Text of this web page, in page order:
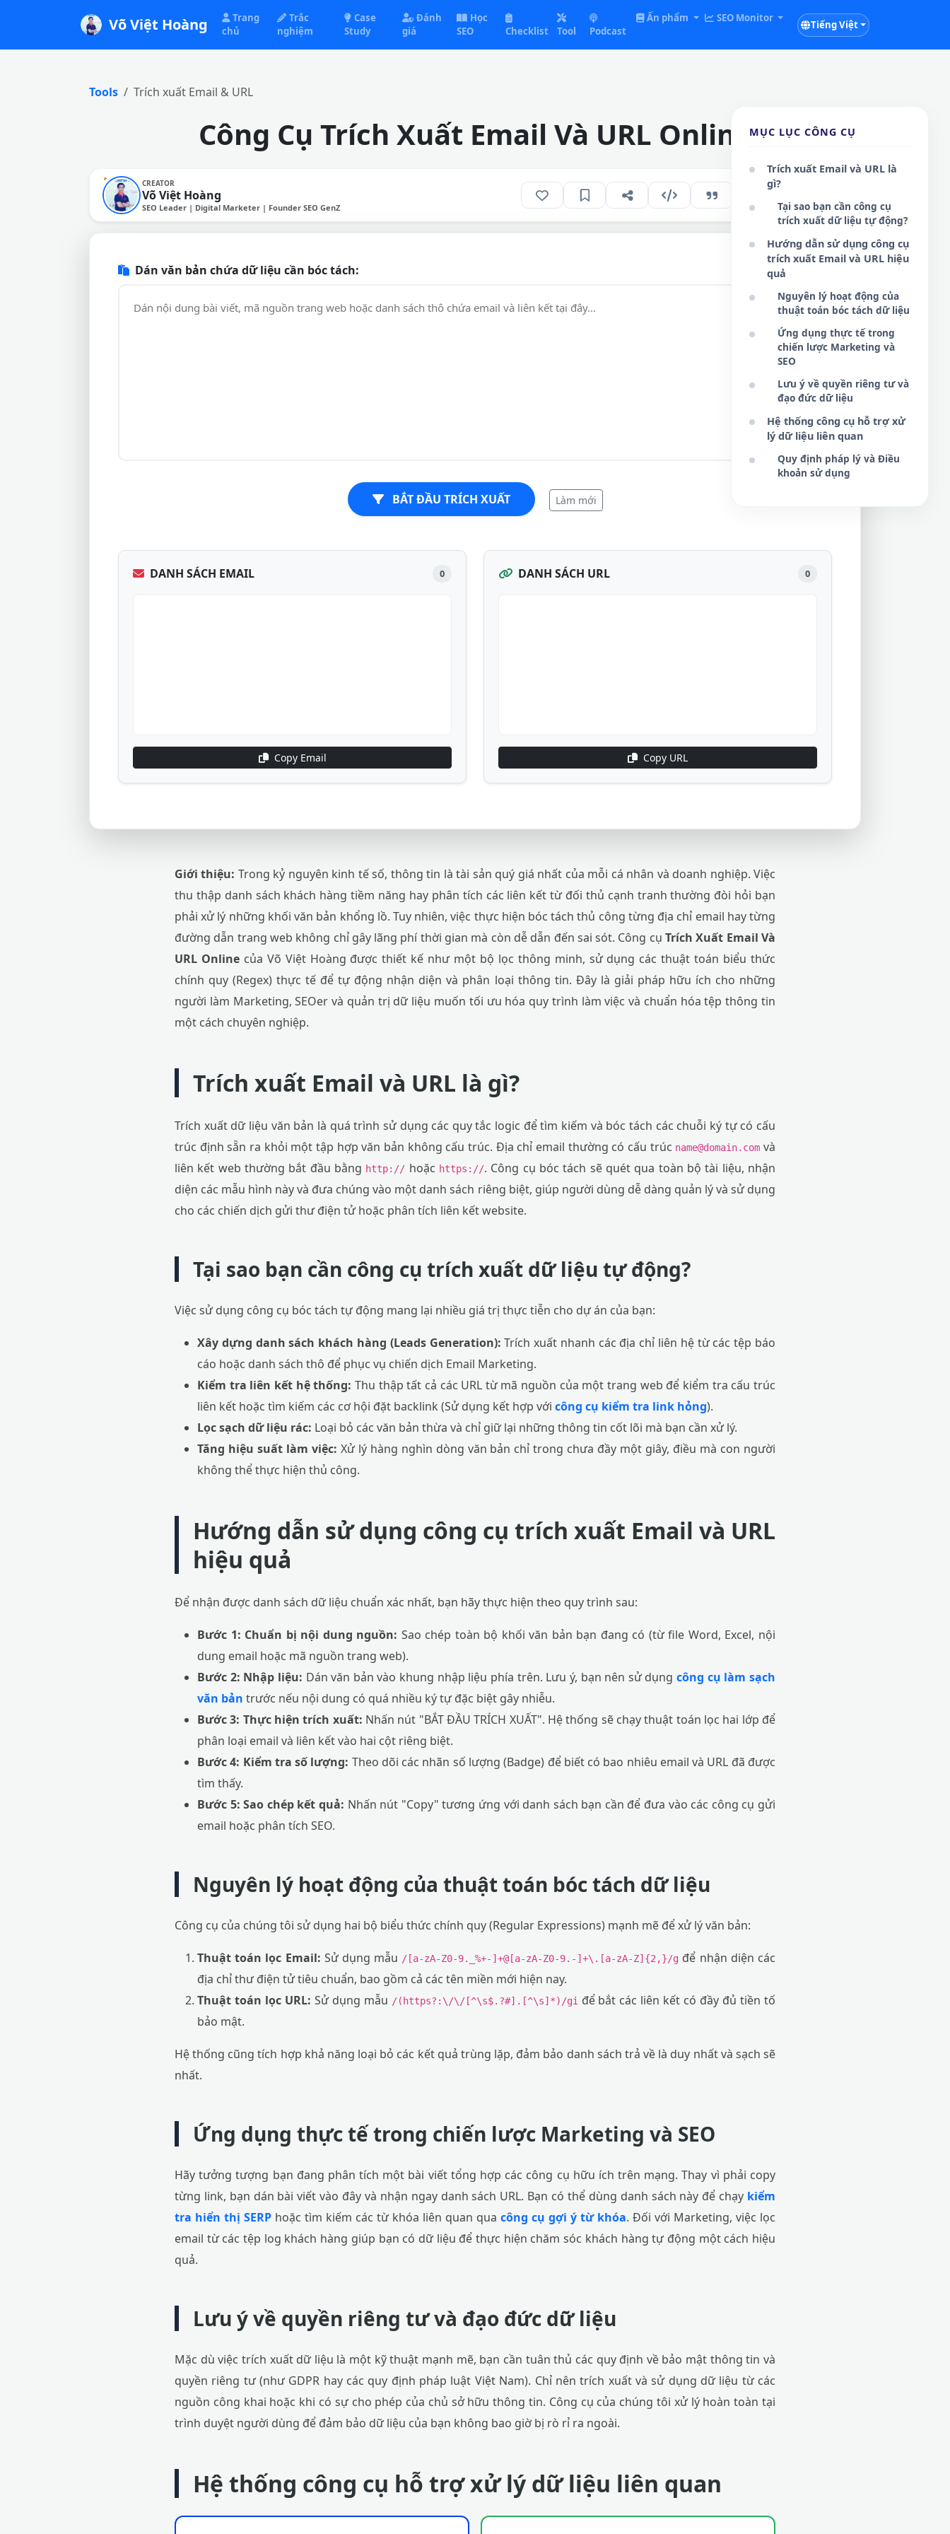
Võ Việt Hoàng
Trang
chủ
Trắc
nghiệm
Case
Study
Đánh
giá
Học
SEO
Checklist Tool Podcast
Ấn phẩm SEO Monitor
Tiếng Việt
Tools Trích xuất Email & URL
Công Cụ Trích Xuất Email Và URL Online
CREATOR
Võ Việt Hoàng
SEO Leader | Digital Marketer | Founder SEO GenZ
Dán văn bản chứa dữ liệu cần bóc tách:
BẮT ĐẦU TRÍCH XUẤT Làm mới
DANH SÁCH EMAIL 0
Copy Email
DANH SÁCH URL 0
Copy URL
Giới thiệu: Trong kỷ nguyên kinh tế số, thông tin là tài sản quý giá nhất của mỗi cá nhân và doanh nghiệp. Việc
thu thập danh sách khách hàng tiềm năng hay phân tích các liên kết từ đối thủ cạnh tranh thường đòi hỏi bạn
phải xử lý những khối văn bản khổng lồ. Tuy nhiên, việc thực hiện bóc tách thủ công từng địa chỉ email hay từng
đường dẫn trang web không chỉ gây lãng phí thời gian mà còn dễ dẫn đến sai sót. Công cụTrích Xuất Email Và
URL Onlinecủa Võ Việt Hoàng được thiết kế như một bộ lọc thông minh, sử dụng các thuật toán biểu thức
chính quy (Regex) thực tế để tự động nhận diện và phân loại thông tin. Đây là giải pháp hữu ích cho những
người làm Marketing, SEOer và quản trị dữ liệu muốn tối ưu hóa quy trình làm việc và chuẩn hóa tệp thông tin
một cách chuyên nghiệp.
Trích xuất Email và URL là gì?
Trích xuất dữ liệu văn bản là quá trình sử dụng các quy tắc logic để tìm kiếm và bóc tách các chuỗi ký tự có cấu
trúc định sẵn ra khỏi một tập hợp văn bản không cấu trúc. Địa chỉ email thường có cấu trúc name@domain.com và
liên kết web thường bắt đầu bằng http:// hoặc https://. Công cụ bóc tách sẽ quét qua toàn bộ tài liệu, nhận
diện các mẫu hình này và đưa chúng vào một danh sách riêng biệt, giúp người dùng dễ dàng quản lý và sử dụng
cho các chiến dịch gửi thư điện tử hoặc phân tích liên kết website.
Tại sao bạn cần công cụ trích xuất dữ liệu tự động?
Việc sử dụng công cụ bóc tách tự động mang lại nhiều giá trị thực tiễn cho dự án của bạn:
Xây dựng danh sách khách hàng (Leads Generation): Trích xuất nhanh các địa chỉ liên hệ từ các tệp báo
cáo hoặc danh sách thô để phục vụ chiến dịch Email Marketing.
Kiểm tra liên kết hệ thống: Thu thập tất cả các URL từ mã nguồn của một trang web để kiểm tra cấu trúc
liên kết hoặc tìm kiếm các cơ hội đặt backlink (Sử dụng kết hợp với công cụ kiểm tra link hỏng).
Lọc sạch dữ liệu rác: Loại bỏ các văn bản thừa và chỉ giữ lại những thông tin cốt lõi mà bạn cần xử lý.
Tăng hiệu suất làm việc: Xử lý hàng nghìn dòng văn bản chỉ trong chưa đầy một giây, điều mà con người
không thể thực hiện thủ công.
Hướng dẫn sử dụng công cụ trích xuất Email và URL
hiệu quả
Để nhận được danh sách dữ liệu chuẩn xác nhất, bạn hãy thực hiện theo quy trình sau:
Bước 1: Chuẩn bị nội dung nguồn: Sao chép toàn bộ khối văn bản bạn đang có (từ file Word, Excel, nội
dung email hoặc mã nguồn trang web).
Bước 2: Nhập liệu: Dán văn bản vào khung nhập liệu phía trên. Lưu ý, bạn nên sử dụngcông cụ làm sạch
văn bản trước nếu nội dung có quá nhiều ký tự đặc biệt gây nhiễu.
Bước 3: Thực hiện trích xuất: Nhấn nút "BẮT ĐẦU TRÍCH XUẤT". Hệ thống sẽ chạy thuật toán lọc hai lớp để
phân loại email và liên kết vào hai cột riêng biệt.
Bước 4: Kiểm tra số lượng: Theo dõi các nhãn số lượng (Badge) để biết có bao nhiêu email và URL đã được
tìm thấy.
Bước 5: Sao chép kết quả: Nhấn nút "Copy" tương ứng với danh sách bạn cần để đưa vào các công cụ gửi
email hoặc phân tích SEO.
Nguyên lý hoạt động của thuật toán bóc tách dữ liệu
Công cụ của chúng tôi sử dụng hai bộ biểu thức chính quy (Regular Expressions) mạnh mẽ để xử lý văn bản:
Thuật toán lọc Email: Sử dụng mẫu /[a-zA-Z0-9._%+-]+@[a-zA-Z0-9.-]+\.[a-zA-Z]{2,}/g để nhận diện các
địa chỉ thư điện tử tiêu chuẩn, bao gồm cả các tên miền mới hiện nay.
Thuật toán lọc URL: Sử dụng mẫu /(https?:\/\/[^\s$.?#].[^\s]*)/giđể bắt các liên kết có đầy đủ tiền tố
bảo mật.
Hệ thống cũng tích hợp khả năng loại bỏ các kết quả trùng lặp, đảm bảo danh sách trả về là duy nhất và sạch sẽ
nhất.
Ứng dụng thực tế trong chiến lược Marketing và SEO
Hãy tưởng tượng bạn đang phân tích một bài viết tổng hợp các công cụ hữu ích trên mạng. Thay vì phải copy
từng link, bạn dán bài viết vào đây và nhận ngay danh sách URL. Bạn có thể dùng danh sách này để chạy kiểm
tra hiển thị SERP hoặc tìm kiếm các từ khóa liên quan qua công cụ gợi ý từ khóa. Đối với Marketing, việc lọc
email từ các tệp log khách hàng giúp bạn có dữ liệu để thực hiện chăm sóc khách hàng tự động một cách hiệu
quả.
Lưu ý về quyền riêng tư và đạo đức dữ liệu
Mặc dù việc trích xuất dữ liệu là một kỹ thuật mạnh mẽ, bạn cần tuân thủ các quy định về bảo mật thông tin và
quyền riêng tư (như GDPR hay các quy định pháp luật Việt Nam). Chỉ nên trích xuất và sử dụng dữ liệu từ các
nguồn công khai hoặc khi có sự cho phép của chủ sở hữu thông tin. Công cụ của chúng tôi xử lý hoàn toàn tại
trình duyệt người dùng để đảm bảo dữ liệu của bạn không bao giờ bị rò rỉ ra ngoài.
Hệ thống công cụ hỗ trợ xử lý dữ liệu liên quan
MỤC LỤC CÔNG CỤ
Trích xuất Email và URL là
gì?
Tại sao bạn cần công cụ
trích xuất dữ liệu tự động?
Hướng dẫn sử dụng công cụ
trích xuất Email và URL hiệu
quả
Nguyên lý hoạt động của
thuật toán bóc tách dữ liệu
Ứng dụng thực tế trong
chiến lược Marketing và
SEO
Lưu ý về quyền riêng tư và
đạo đức dữ liệu
Hệ thống công cụ hỗ trợ xử
lý dữ liệu liên quan
Quy định pháp lý và Điều
khoản sử dụng